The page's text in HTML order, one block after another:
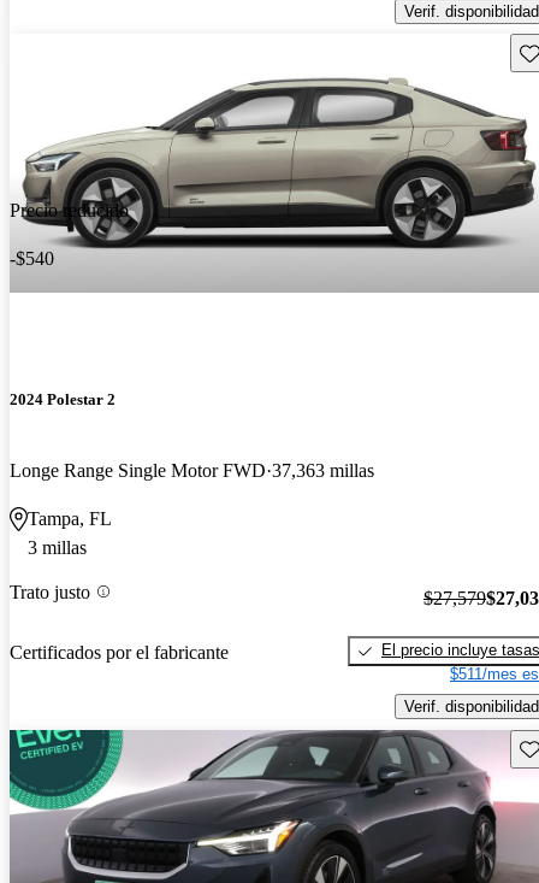
Verif. disponibilidad
Precio reducido
-$540
2024 Polestar 2
Longe Range Single Motor FWD 37,363 millas
Tampa, FL
3 millas
Trato justo
Certificados por el fabricante
$27,579
El precio incluye tasas
$511/mes
Verif. disponibilidad